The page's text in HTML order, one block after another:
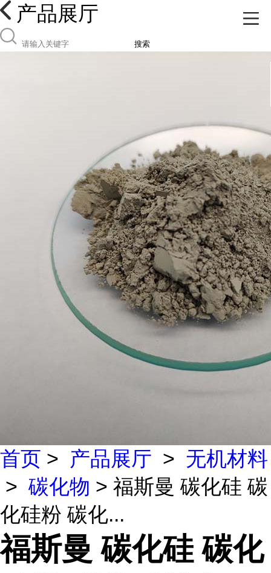
产品展厅
搜索
首页 > 产品展厅 > 无机材料
> 碳化物 > 福斯曼 碳化硅 碳
化硅粉 碳化...
福斯曼 碳化硅 碳化